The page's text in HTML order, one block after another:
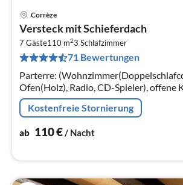
Corrèze
Versteck mit Schieferdach
7 Gäste110 m23 Schlafzimmer
71 Bewertungen
Parterre:
Ofen(Holz), Radio, CD-Spieler), offene
Wasserkocher, Toaster, Kochherd(4
Kostenfreie Stornierung
ab 110€/ Nacht